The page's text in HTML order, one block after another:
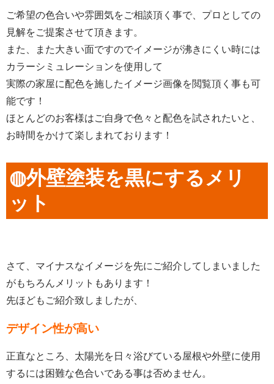
ご希望の色合いや雰囲気をご相談頂く事で、プロとしての
見解をご提案させて頂きます。
また、また大きい面ですのでイメージが沸きにくい時には
カラーシミュレーションを使用して
実際の家屋に配色を施したイメージ画像を閲覧頂く事も可
能です！
ほとんどのお客様はご自身で色々と配色を試されたいと、
お時間をかけて楽しまれております！
◍外壁塗装を黒にするメリ
ット
さて、マイナスなイメージを先にご紹介してしまいました
がもちろんメリットもあります！
先ほどもご紹介致しましたが、
デザイン性が高い
正直なところ、太陽光を日々浴びている屋根や外壁に使用
するには困難な色合いである事は否めません。